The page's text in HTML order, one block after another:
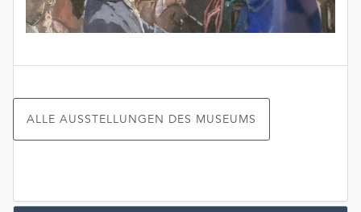
ALLE AUSSTELLUNGEN DES MUSEUMS